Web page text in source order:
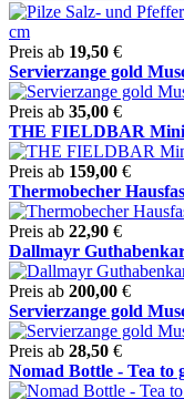
Preis ab 19,50 €
Servierzange gold
Preis ab 35,00 €
THE FIELDBAR Mini
Preis ab 159,00 €
Thermobecher
Preis ab 22,90 €
Dallmayr
Preis ab 200,00 €
Servierzange gold
Preis ab 28,50 €
Nomad Bottle - Tea to